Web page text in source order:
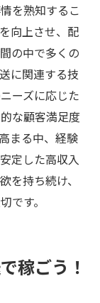
を熟知するこ
向上させ、配
の中で多くの
に関連する技
ーズに応じた
な顧客満足度
まる中、経験
定した高収入
を持ち続け、
です。
稼ごう！